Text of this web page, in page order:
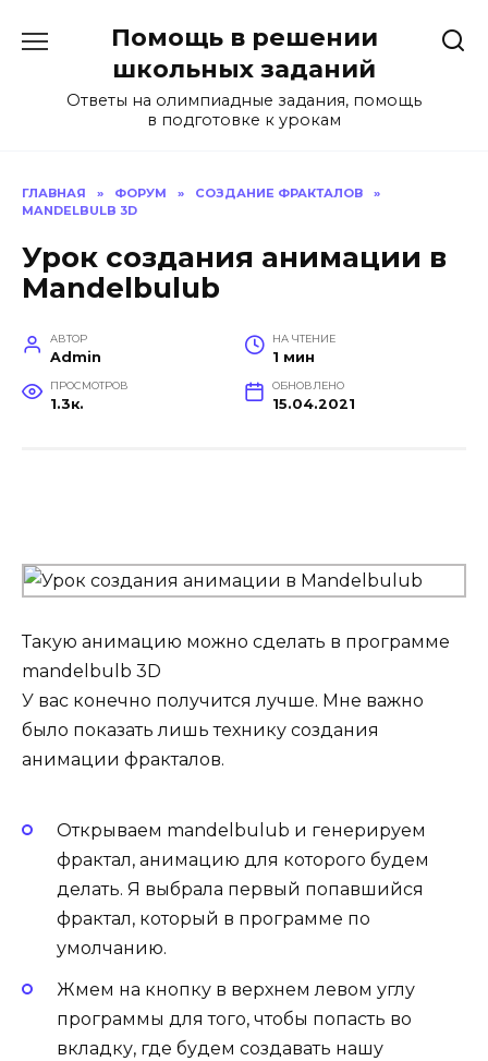
содержанию
Помощь в решении
школьных заданий
Ответы на олимпиадные задания, помощь
в подготовке к урокам
ГЛАВНАЯ » ФОРУМ » СОЗДАНИЕ ФРАКТАЛОВ
»
MANDELBULB 3D
Урок создания анимации в
Mandelbulub
АВТОР
Admin
НА ЧТЕНИЕ
1 мин
ПРОСМОТРОВ
1.3к.
ОБНОВЛЕНО
15.04.2021
Такую анимацию можно сделать в программе
mandelbulb 3D
У вас конечно получится лучше. Мне важно
было показать лишь технику создания
анимации фракталов.
Открываем mandelbulub и генерируем
фрактал, анимацию для которого будем
делать. Я выбрала первый попавшийся
фрактал, который в программе по
умолчанию.
Жмем на кнопку в верхнем левом углу
программы для того, чтобы попасть во
вкладку, где будем создавать нашу